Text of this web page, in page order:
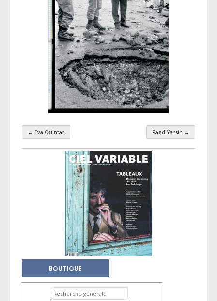
Navigation par taxonomie
← Eva Quintas Raed Yassin →
BOUTIQUE